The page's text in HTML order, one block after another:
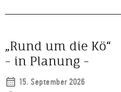
„Rund um die Kö“
- in Planung -
15. September 2026